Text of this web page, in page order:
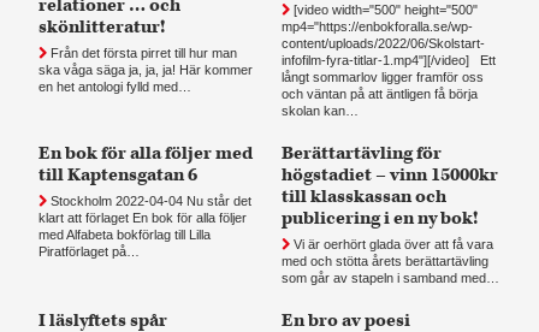
relationer … och
skönlitteratur!
Från det första pirret till hur man
ska våga säga ja, ja, ja! Här kommer
en het antologi fylld med…
[video width="500" height="500"
mp4="https://enbokforalla.se/wp-
content/uploads/2022/06/Skolstart-
infofilm-fyra-titlar-1.mp4"][/video] Ett
långt sommarlov ligger framför oss
och väntan på att äntligen få börja
skolan kan…
En bok för alla följer med
till Kaptensgatan 6
Stockholm 2022-04-04 Nu står det
klart att förlaget En bok för alla följer
med Alfabeta bokförlag till Lilla
Piratförlaget på…
Berättartävling för
högstadiet – vinn 15000kr
till klasskassan och
publicering i en ny bok!
Vi är oerhört glada över att få vara
med och stötta årets berättartävling
som går av stapeln i samband med…
I läslyftets spår
En bro av poesi